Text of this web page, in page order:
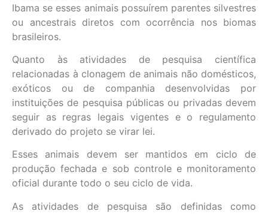
Ibama se esses animais possuírem parentes silvestres
ou ancestrais diretos com ocorrência nos biomas
brasileiros.
Quanto às atividades de pesquisa científica
relacionadas à clonagem de animais não domésticos,
exóticos ou de companhia desenvolvidas por
instituições de pesquisa públicas ou privadas devem
seguir as regras legais vigentes e o regulamento
derivado do projeto se virar lei.
Esses animais devem ser mantidos em ciclo de
produção fechada e sob controle e monitoramento
oficial durante todo o seu ciclo de vida.
As atividades de pesquisa são definidas como